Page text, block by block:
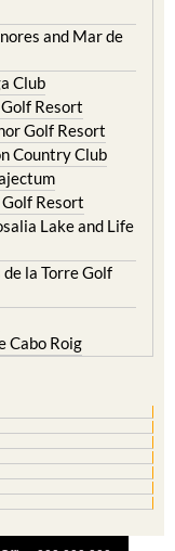
de Alhama
Resort
del Alamo Golf
Riquelme Golf
and Mar de
Club
Resort
Golf Resort
Country Club
Resort
de la Torre Golf
Cabo Roig